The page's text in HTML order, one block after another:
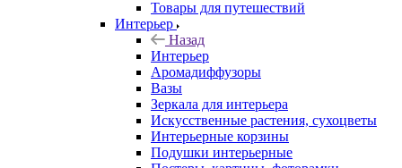
Товары для путешествий
Интерьер
Назад
Интерьер
Аромадиффузоры
Вазы
Зеркала для интерьера
Искусственные растения, сухоцветы
Интерьерные корзины
Подушки интерьерные